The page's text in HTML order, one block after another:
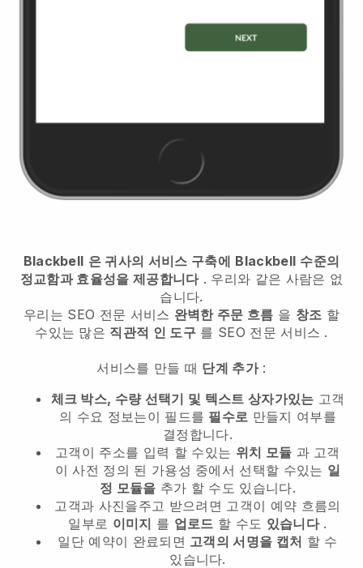
Blackbell 은 귀사의 서비스 구축에 Blackbell 수준의
정교함과 효율성을 제공합니다. 우리와 같은 사람은 없
습니다.
우리는 SEO 전문 서비스 완벽한 주문 흐름 을 창조 할
수있는 많은 직관적 인 도구 를 SEO 전문 서비스 .
서비스를 만들 때 단계 추가:
체크 박스, 수량 선택기 및 텍스트 상자가있는 고객
의 수요 정보는이 필드를 필수로 만들지 여부를
결정합니다.
고객이 주소를 입력 할 수있는 위치 모듈 과 고객
이 사전 정의 된 가용성 중에서 선택할 수있는 일
정 모듈을 추가 할 수도 있습니다.
고객과 사진을주고 받으려면 고객이 예약 흐름의
일부로 이미지 를 업로드 할 수도 있습니다.
일단 예약이 완료되면 고객의 서명을 캡처 할 수
있습니다.